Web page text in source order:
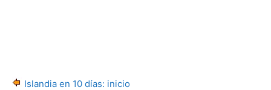
Islandia en 10 días: inicio